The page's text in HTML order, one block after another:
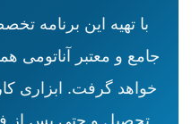
با تهیه این برنامه
جامع و معتبر آناتومی
خواهد گرفت. ابزاری